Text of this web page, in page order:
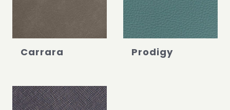
Carrara Prodigy